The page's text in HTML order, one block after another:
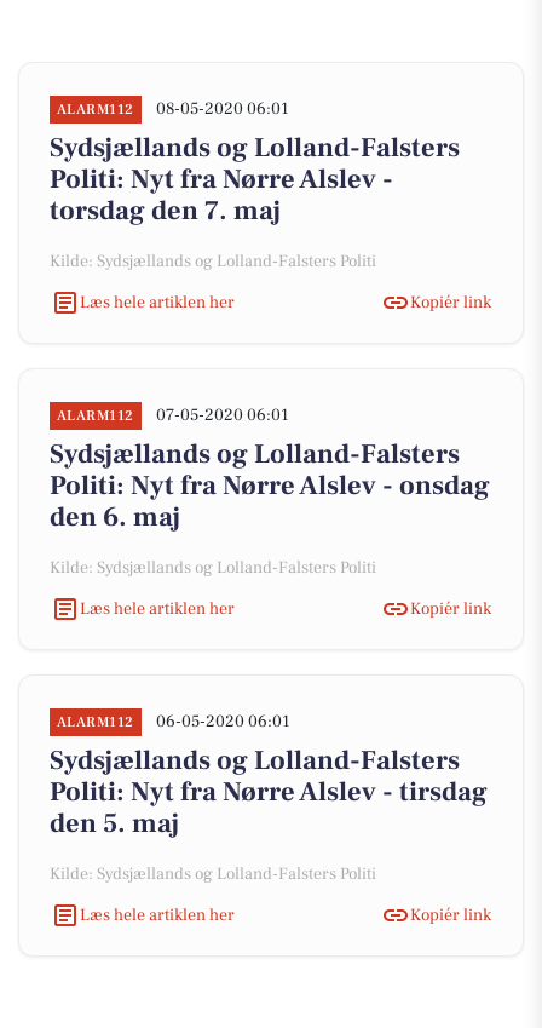
ALARM112 08-05-2020 06:01
Sydsjællands og Lolland-Falsters
Politi: Nyt fra Nørre Alslev -
torsdag den 7. maj
Kilde: Sydsjællands og Lolland-Falsters Politi
Læs hele artiklen her
Kopiér link
ALARM112 07-05-2020 06:01
Sydsjællands og Lolland-Falsters
Politi: Nyt fra Nørre Alslev - onsdag
den 6. maj
Kilde: Sydsjællands og Lolland-Falsters Politi
Læs hele artiklen her
Kopiér link
ALARM112 06-05-2020 06:01
Sydsjællands og Lolland-Falsters
Politi: Nyt fra Nørre Alslev - tirsdag
den 5. maj
Kilde: Sydsjællands og Lolland-Falsters Politi
Læs hele artiklen her
Kopiér link